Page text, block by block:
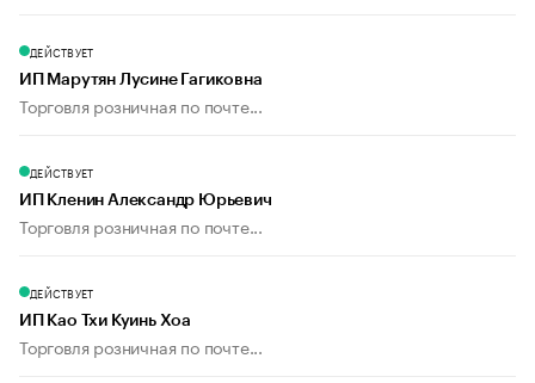
ДЕЙСТВУЕТ
ИП Марутян Лусине Гагиковна
Торговля розничная по почте...
ДЕЙСТВУЕТ
ИП Кленин Александр Юрьевич
Торговля розничная по почте...
ДЕЙСТВУЕТ
ИП Као Тхи Куинь Хоа
Торговля розничная по почте...